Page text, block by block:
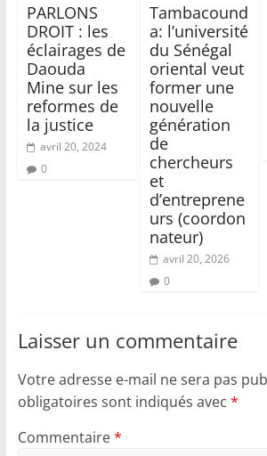
PARLONS
DROIT : les
éclairages de
Daouda
Mine sur les
reformes de
la justice
avril 20, 2024
0
Tambacound
a: l’université
du Sénégal
oriental veut
former une
nouvelle
génération
de
chercheurs
et
d’entreprene
urs (coordon
nateur)
avril 20, 2026
0
Laisser un commentaire
Votre adresse e-mail ne sera pas
obligatoires sont indiqués avec *
Commentaire*